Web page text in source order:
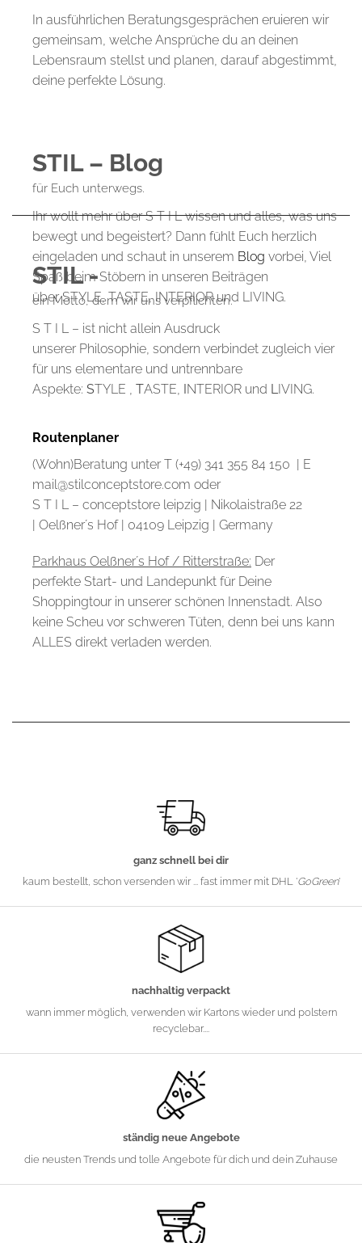
In ausführlichen Beratungsgesprächen eruieren wir
gemeinsam, welche Ansprüche du an deinen
Lebensraum stellst und planen, darauf abgestimmt,
deine perfekte Lösung.
STIL – Blog
für Euch unterwegs.
Ihr wollt mehr über S T I L wissen und alles, was uns
bewegt und begeistert? Dann fühlt Euch herzlich
eingeladen und schaut in unserem Blog vorbei, Viel
Spaß beim Stöbern in unseren Beiträgen
über STYLE, TASTE, INTERIOR und LIVING.
STIL -
ein Motto, dem wir uns verpflichten.
S T I L – ist nicht allein Ausdruck
unserer Philosophie, sondern verbindet zugleich vier
für uns elementare und untrennbare
Aspekte: STYLE , TASTE, INTERIOR und L IVING.
Routenplaner
(Wohn)Beratung unter T (+49) 341 355 84 150 | E
mail@stilconceptstore.com oder
S T I L – conceptstore leipzig | Nikolaistraße 22
| Oelßner´s Hof | 04109 Leipzig | Germany
Parkhaus Oelßner´s Hof / Ritterstraße: Der
perfekte Start- und Landepunkt für Deine
Shoppingtour in unserer schönen Innenstadt. Also
keine Scheu vor schweren Tüten, denn bei uns kann
ALLES direkt verladen werden.
ganz schnell bei dir
kaum bestellt, schon versenden wir ... fast immer mit DHL 'GoGreen'
nachhaltig verpackt
wann immer möglich, verwenden wir Kartons wieder und polstern
recyclebar....
ständig neue Angebote
die neusten Trends und tolle Angebote für dich und dein Zuhause